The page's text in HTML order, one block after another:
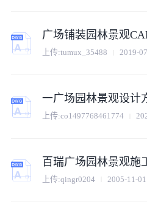
广场铺装园林景观
上传:tumux_35488 2019-
一广场园林景观设计
上传:co1497768461774
百瑞广场园林景观施
上传:qingr0204 2005-11-01